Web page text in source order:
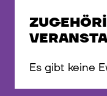
Es gibt keine